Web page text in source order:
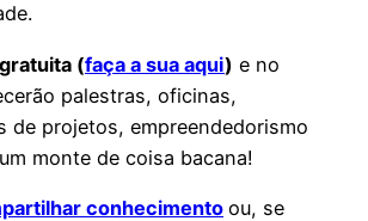
(faça a sua aqui) e no
palestras, oficinas,
de projetos, empreendedorismo
monte de coisa bacana!
conhecimento ou, se